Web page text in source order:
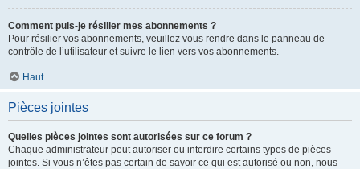
Comment puis-je résilier mes abonnements ?
Pour résilier vos abonnements, veuillez vous rendre dans le panneau de
contrôle de l’utilisateur et suivre le lien vers vos abonnements.
Haut
Pièces jointes
Quelles pièces jointes sont autorisées sur ce forum ?
Chaque administrateur peut autoriser ou interdire certains types de pièces
jointes. Si vous n’êtes pas certain de savoir ce qui est autorisé ou non, nous